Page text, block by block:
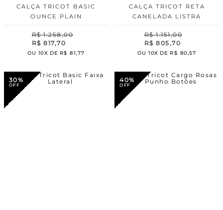
CALÇA TRICOT BASIC
OUNCE PLAIN
R$ 1.258,00
R$ 817,70
OU 10X DE R$ 81,77
CALÇA TRICOT RETA
CANELADA LISTRA
R$ 1.151,00
R$ 805,70
OU10X DE R$ 80,57
30% 40%